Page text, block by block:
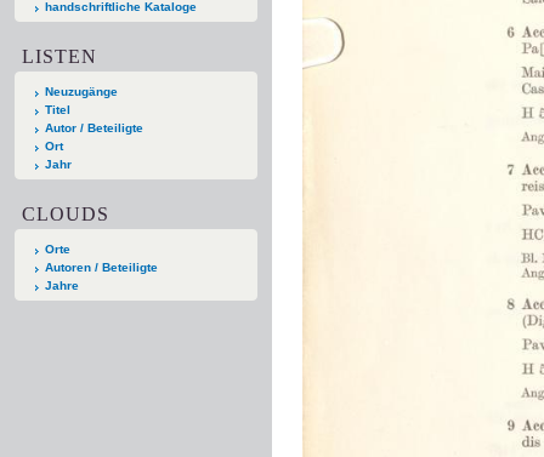
handschriftliche Kataloge
LISTEN
Neuzugänge
Titel
Autor / Beteiligte
Ort
Jahr
CLOUDS
Orte
Autoren / Beteiligte
Jahre